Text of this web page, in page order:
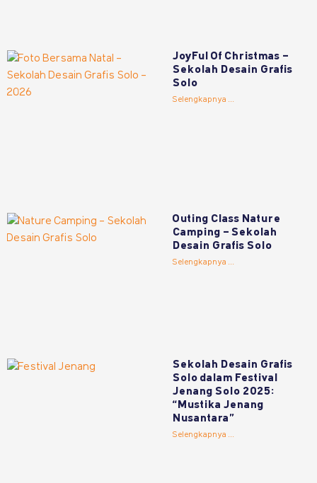
JoyFul Of Christmas –
Sekolah Desain Grafis
Solo
Selengkapnya ...
Outing Class Nature
Camping – Sekolah
Desain Grafis Solo
Selengkapnya ...
Sekolah Desain Grafis
Solo dalam Festival
Jenang Solo 2025:
“Mustika Jenang
Nusantara”
Selengkapnya ...